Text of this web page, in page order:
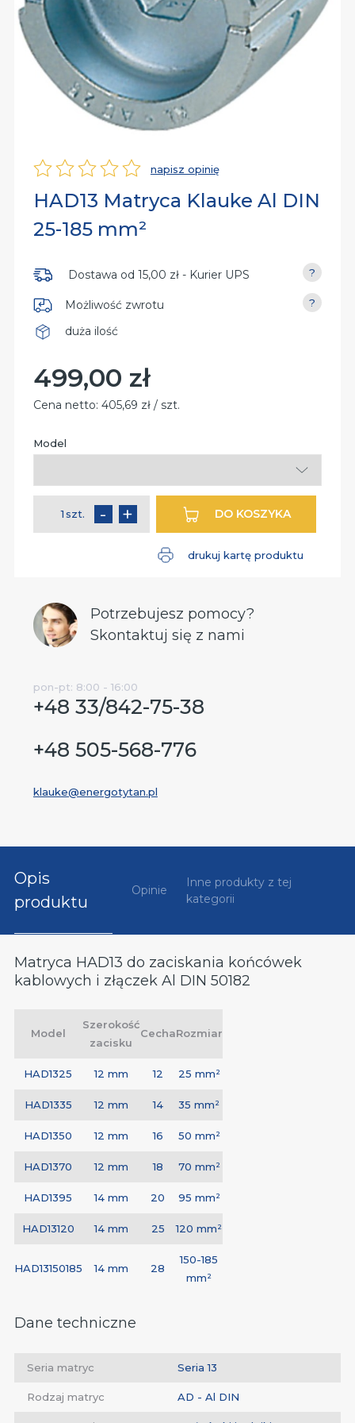
Ocena napisz opinię
HAD13 Matryca Klauke Al DIN
25-185 mm²
Dostawa od 15,00 zł - Kurier UPS
Możliwość zwrotu
Dostępność
duża ilość
Cena:
499,00 zł
Cena netto: 405,69 zł / szt.
Model
Pole
ilośćszt. - + DO KOSZYKA
drukuj kartę produktu
Potrzebujesz pomocy?
Skontaktuj się z nami
pon-pt: 8:00 - 16:00
+48 33/842-75-38
+48 505-568-776
klauke@energotytan.pl
Opis
produktu
Opinie
Inne produkty z tej
kategorii
Matryca HAD13 do zaciskania końcówek
kablowych i złączek Al DIN 50182
Model
Szerokość
zacisku
CechaRozmiar
HAD1325 12 mm 12 25 mm²
HAD1335 12 mm 14 35 mm²
HAD1350 12 mm 16 50 mm²
HAD1370 12 mm 18 70 mm²
HAD1395 14 mm 20 95 mm²
HAD13120 14 mm 25 120 mm²
HAD13150185 14 mm 28
150-185
mm²
Dane techniczne
Seria matryc Seria 13
Rodzaj matryc AD - Al DIN